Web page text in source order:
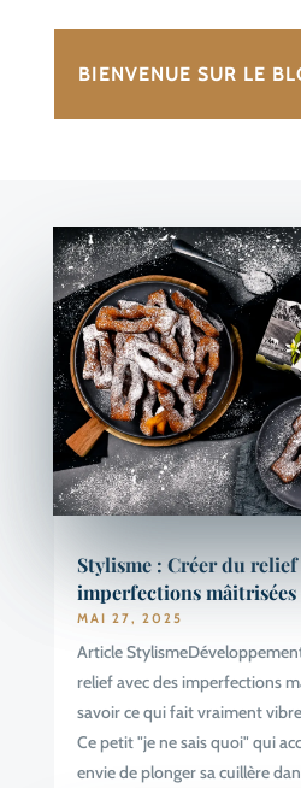
BIENVENUE SUR LE
Stylisme : Créer du relief
imperfections mâitrisées
MAI 27, 2025
Article
relief avec des imperfections
savoir ce qui fait vraiment
Ce petit "je ne sais quoi" qui
envie de plonger sa cuillère